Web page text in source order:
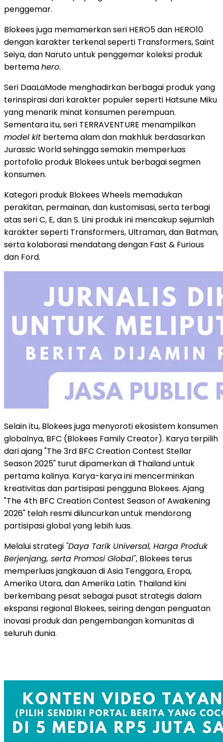
penggemar.
Blokees juga memamerkan seri HERO5 dan HERO10
dengan karakter terkenal seperti Transformers, Saint
Seiya, dan Naruto untuk penggemar koleksi produk
bertemahero.
Seri DaaLaMode menghadirkan berbagai produk yang
terinspirasi dari karakter populer seperti Hatsune Miku
yang menarik minat konsumen perempuan.
Sementara itu, seri TERRAVENTURE menampilkan
model kit bertema alam dan makhluk berdasarkan
Jurassic World sehingga semakin memperluas
portofolio produk Blokees untuk berbagai segmen
konsumen.
Kategori produk Blokees Wheels memadukan
perakitan, permainan, dan kustomisasi, serta terbagi
atas seri C, E, dan S. Lini produk ini mencakup sejumlah
karakter seperti Transformers, Ultraman, dan Batman,
serta kolaborasi mendatang dengan Fast & Furious
dan Ford.
Selain itu, Blokees juga menyoroti ekosistem konsumen
globalnya, BFC (Blokees Family Creator). Karya terpilih
dari ajang "The 3rd BFC Creation Contest Stellar
Season 2025" turut dipamerkan di Thailand untuk
pertama kalinya. Karya-karya ini mencerminkan
kreativitas dan partisipasi pengguna Blokees. Ajang
"The 4th BFC Creation Contest Season of Awakening
2026" telah resmi diluncurkan untuk mendorong
partisipasi global yang lebih luas.
Melalui strategi "Daya Tarik Universal, Harga Produk
Berjenjang, serta Promosi Global", Blokees terus
memperluas jangkauan di Asia Tenggara, Eropa,
Amerika Utara, dan Amerika Latin. Thailand kini
berkembang pesat sebagai pusat strategis dalam
ekspansi regional Blokees, seiring dengan penguatan
inovasi produk dan pengembangan komunitas di
seluruh dunia.